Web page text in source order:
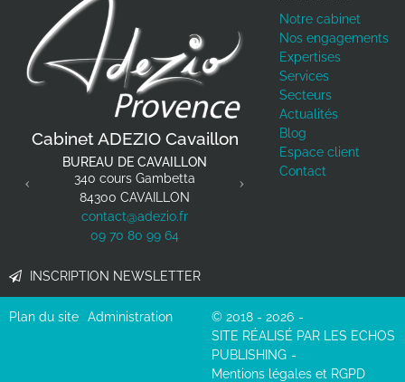
Cabinet ADEZIO Cavaillon
BUREAU DE CAVAILLON
340 cours Gambetta
84300 CAVAILLON
contact@adezio.fr
09 70 80 99 64
Cabinet
44 avenue
Previous Next
Notre cabinet
Nos engagements
Expertises
Services
Secteurs
Actualités
Blog
Espace client
Contact
INSCRIPTION NEWSLETTER
Plan du site Administration
© 2018 - 2026
SITE RÉALISÉ PAR LES ECHOS
PUBLISHING
Mentions légales et RGPD